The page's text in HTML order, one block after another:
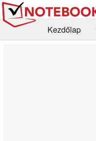
Kezdőlap